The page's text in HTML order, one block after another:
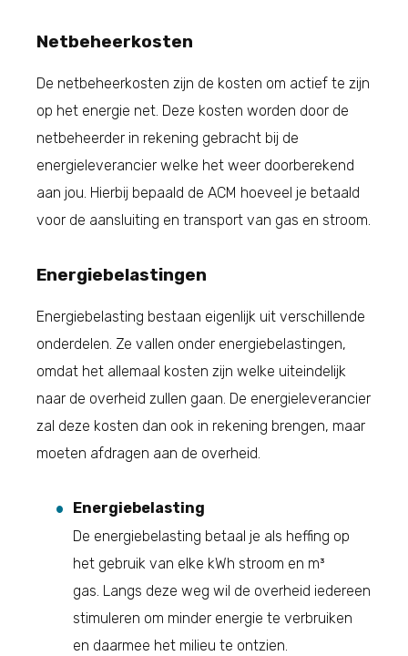
Netbeheerkosten
De netbeheerkosten zijn de kosten om actief te zijn
op het energie net. Deze kosten worden door de
netbeheerder in rekening gebracht bij de
energieleverancier welke het weer doorberekend
aan jou. Hierbij bepaald de ACM hoeveel je betaald
voor de aansluiting en transport van gas en stroom.
Energiebelastingen
Energiebelasting bestaan eigenlijk uit verschillende
onderdelen. Ze vallen onder energiebelastingen,
omdat het allemaal kosten zijn welke uiteindelijk
naar de overheid zullen gaan. De energieleverancier
zal deze kosten dan ook in rekening brengen, maar
moeten afdragen aan de overheid.
Energiebelasting
De energiebelasting betaal je als heffing op
het gebruik van elke kWh stroom en m³
gas. Langs deze weg wil de overheid iedereen
stimuleren om minder energie te verbruiken
en daarmee het milieu te ontzien.